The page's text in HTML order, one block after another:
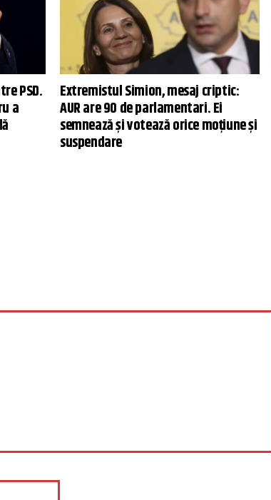
PSD.
a
Extremistul Simion, mesaj criptic:
AUR are 90 de parlamentari. Ei
semnează și votează orice moțiune și
suspendare